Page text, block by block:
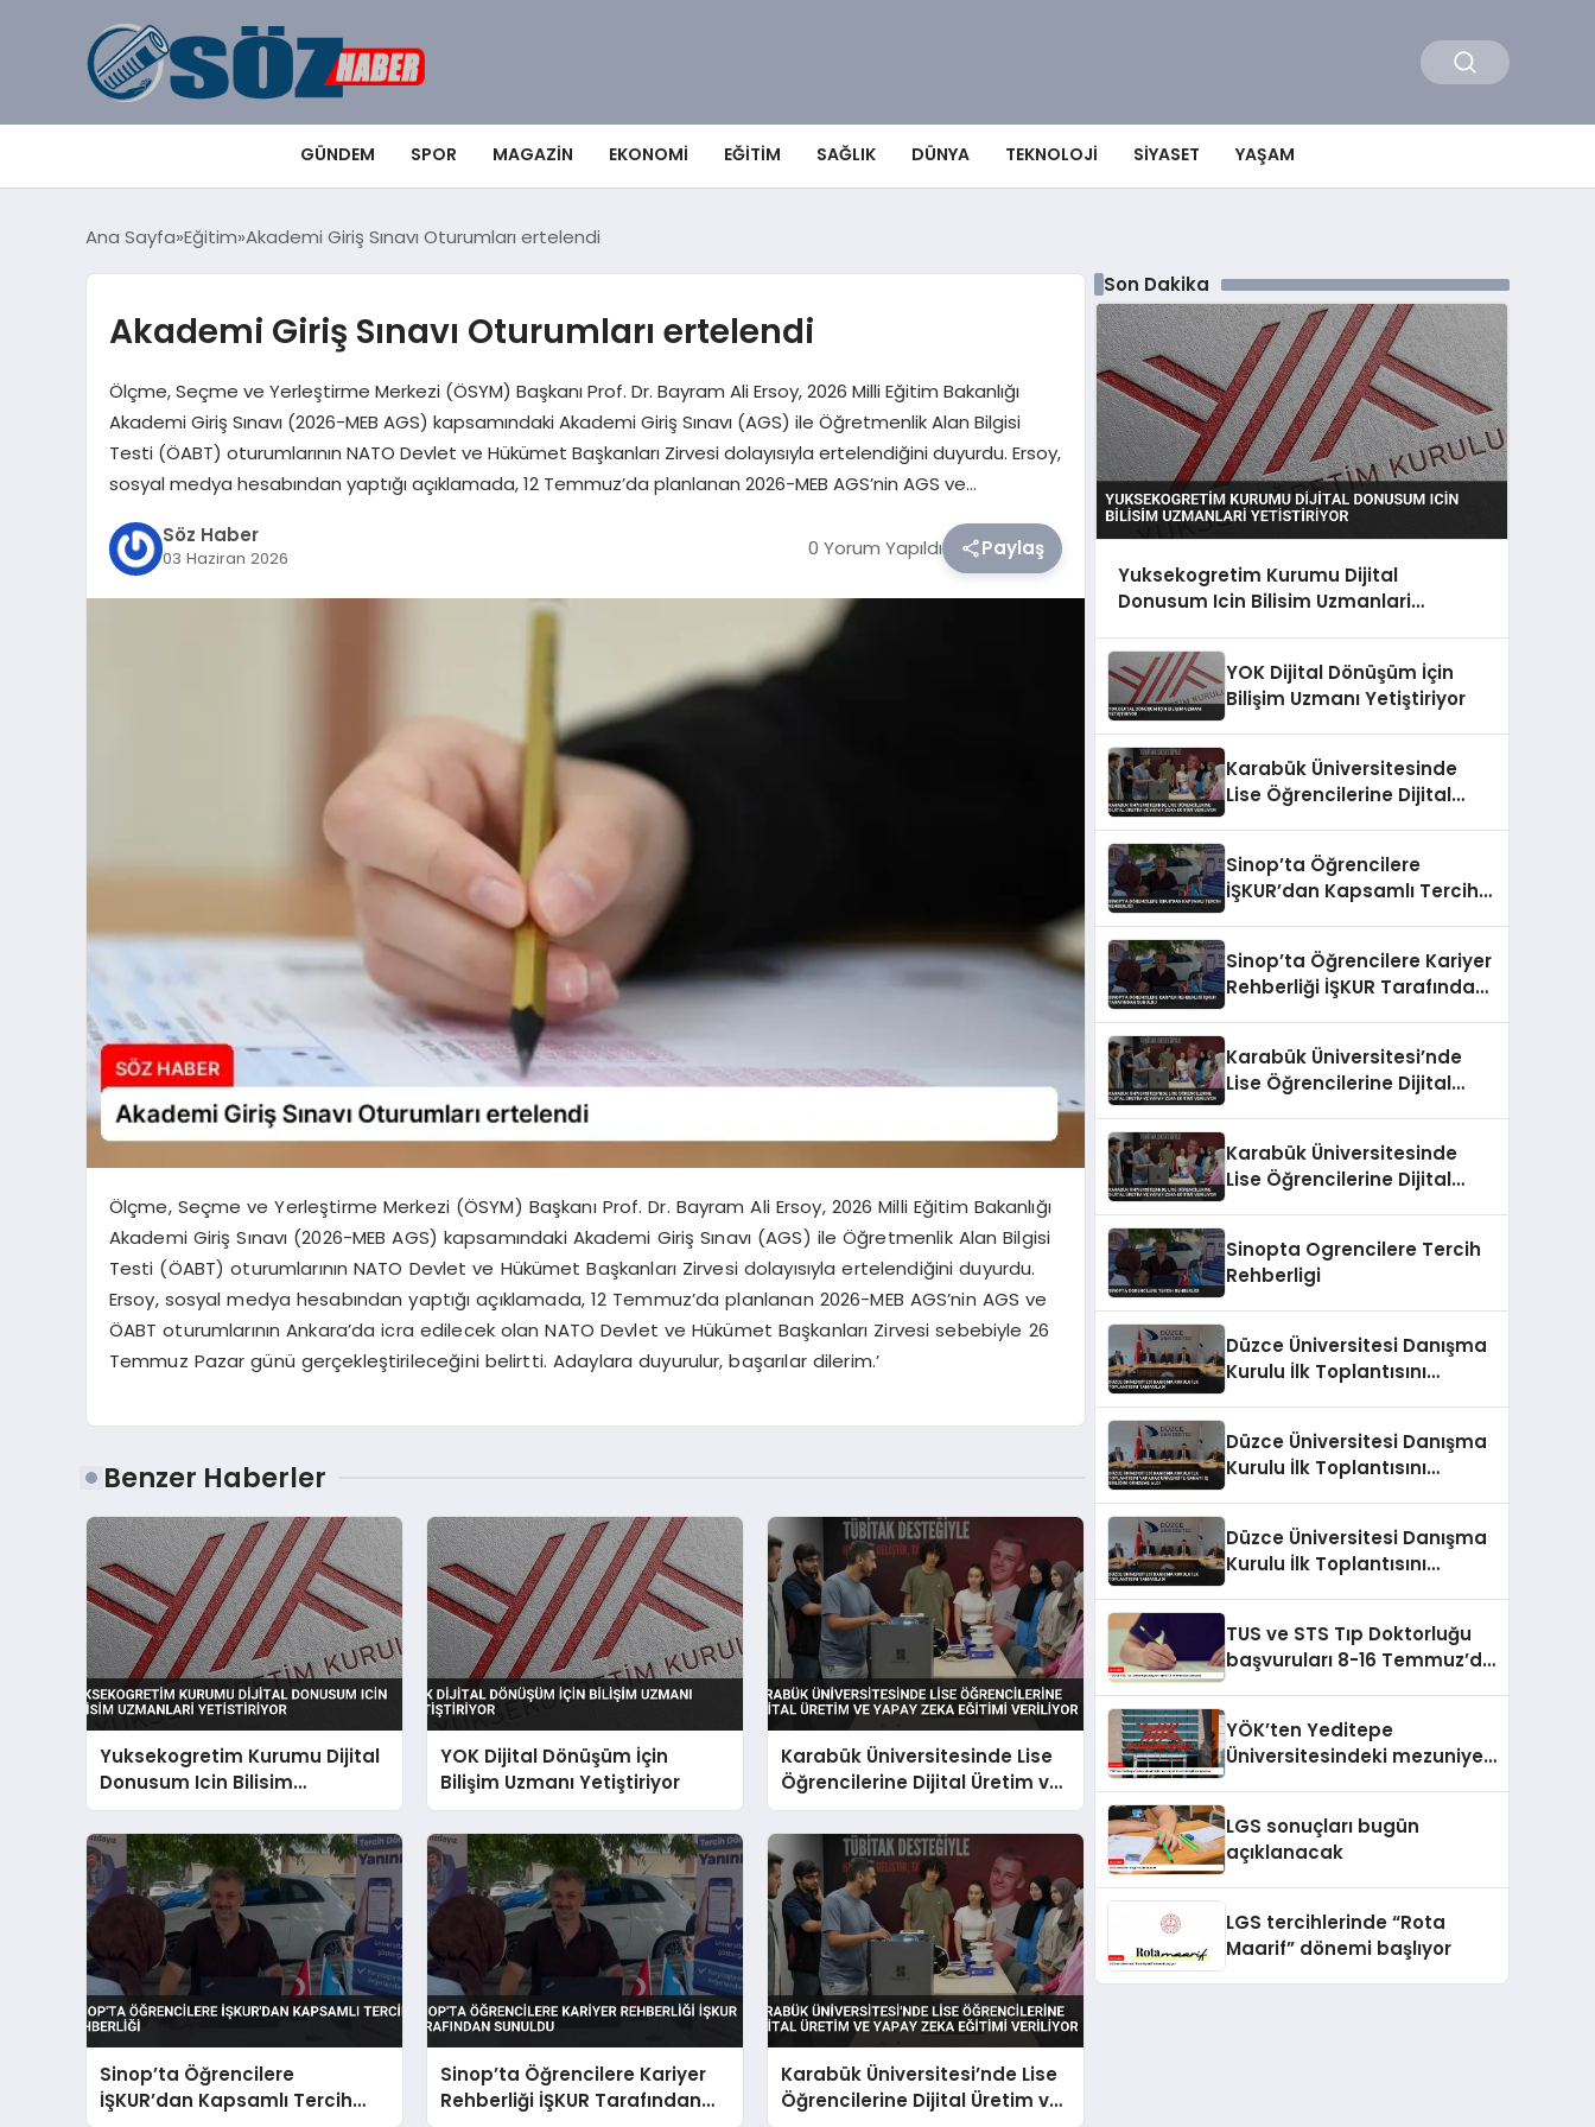
GÜNDEM SPOR MAGAZIN EKONOMI EĞITIM SAĞLIK DÜNYA TEKNOLOJI SIYASET YAŞAM
Ana Sayfa Eğitim Akademi Giriş Sınavı Oturumları ertelendi
Akademi Giriş Sınavı Oturumları ertelendi
Ölçme, Seçme ve Yerleştirme Merkezi (ÖSYM) Başkanı Prof. Dr. Bayram Ali Ersoy, 2026 Milli Eğitim Bakanlığı
Akademi Giriş Sınavı (2026-MEB AGS) kapsamındaki Akademi Giriş Sınavı (AGS) ile Öğretmenlik Alan Bilgisi
Testi (ÖABT) oturumlarının NATO Devlet ve Hükümet Başkanları Zirvesi dolayısıyla ertelendiğini duyurdu. Ersoy,
sosyal medya hesabından yaptığı açıklamada, 12 Temmuz’da planlanan 2026-MEB AGS’nin AGS ve…
Söz Haber
03 Haziran 2026 0 Yorum Yapıldı Paylaş
Ölçme, Seçme ve Yerleştirme Merkezi (ÖSYM) Başkanı Prof. Dr. Bayram Ali Ersoy, 2026 Milli Eğitim Bakanlığı
Akademi Giriş Sınavı (2026-MEB AGS) kapsamındaki Akademi Giriş Sınavı (AGS) ile Öğretmenlik Alan Bilgisi
Testi (ÖABT) oturumlarının NATO Devlet ve Hükümet Başkanları Zirvesi dolayısıyla ertelendiğini duyurdu.
Ersoy, sosyal medya hesabından yaptığı açıklamada, 12 Temmuz’da planlanan 2026-MEB AGS’nin AGS ve
ÖABT oturumlarının Ankara’da icra edilecek olan NATO Devlet ve Hükümet Başkanları Zirvesi sebebiyle 26
Temmuz Pazar günü gerçekleştirileceğini belirtti. Adaylara duyurulur, başarılar dilerim.’
Benzer Haberler
Yuksekogretim Kurumu Dijital
Donusum Icin Bilisim
Uzmanlari Yetistiriyor
YOK Dijital Dönüşüm İçin
Bilişim Uzmanı Yetiştiriyor
Karabük Üniversitesinde Lise
Öğrencilerine Dijital Üretim ve
Yapay Zeka Eğitimi Veriliyor
Sinop’ta Öğrencilere
İŞKUR’dan Kapsamlı Tercih
Sinop’ta Öğrencilere Kariyer
Rehberliği İŞKUR Tarafından
Karabük Üniversitesi’nde Lise
Öğrencilerine Dijital Üretim ve
Son Dakika
Yuksekogretim Kurumu Dijital
Donusum Icin Bilisim Uzmanlari
YOK Dijital Dönüşüm İçin
Bilişim Uzmanı Yetiştiriyor
Karabük Üniversitesinde
Lise Öğrencilerine Dijital
Sinop’ta Öğrencilere
İŞKUR’dan Kapsamlı Tercih
Sinop’ta Öğrencilere Kariyer
Rehberliği İŞKUR Tarafından
Karabük Üniversitesi’nde
Lise Öğrencilerine Dijital
Karabük Üniversitesinde
Lise Öğrencilerine Dijital
Sinopta Ogrencilere Tercih
Rehberligi
Düzce Üniversitesi Danışma
Kurulu İlk Toplantısını
Düzce Üniversitesi Danışma
Kurulu İlk Toplantısını
Düzce Üniversitesi Danışma
Kurulu İlk Toplantısını
TUS ve STS Tıp Doktorluğu
başvuruları 8-16 Temmuz’da
YÖK’ten Yeditepe
Üniversitesindeki mezuniyet
LGS sonuçları bugün
açıklanacak
LGS tercihlerinde “Rota
Maarif” dönemi başlıyor